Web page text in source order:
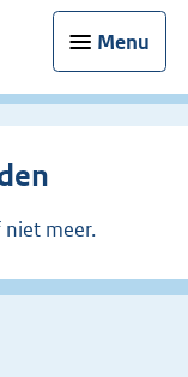
Menu
niet meer.